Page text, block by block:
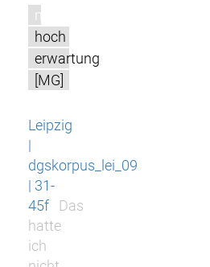
m
hoch
erwartung
[MG]
Leipzig
|
dgskorpus_lei_09
| 31-
45f
Das
hatte
ich